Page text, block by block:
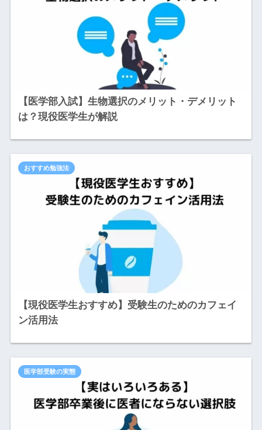
【医学部入試】生物選択のメリット・デメリット
は？現役医学生が解説
【現役医学生おすすめ】受験生のためのカフェイ
ン活用法
おすすめ勉強法
医学部受験の実態